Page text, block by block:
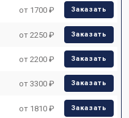
от 1700 ₽ Заказать
от 2250 ₽ Заказать
от 2200 ₽ Заказать
от 3300 ₽ Заказать
от 1810 ₽ Заказать